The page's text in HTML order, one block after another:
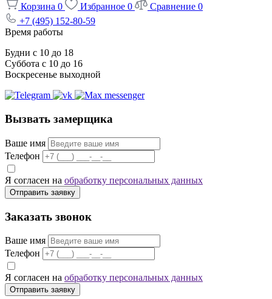
Корзина 0 Избранное 0 Сравнение 0
+7 (495) 152-80-59
Время работы
Будни с 10 до 18
Суббота с 10 до 16
Воскресенье выходной
Вызвать замерщика
Ваше имя
Телефон
Я согласен на обработку персональных данных
Отправить заявку
Заказать звонок
Ваше имя
Телефон
Я согласен на обработку персональных данных
Отправить заявку